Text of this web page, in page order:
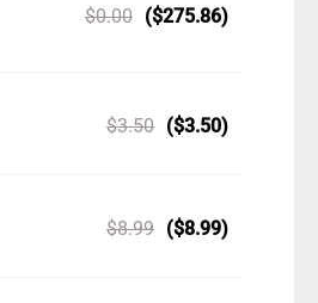
$0.00 ($275.86)
$3.50 ($3.50)
$8.99 ($8.99)